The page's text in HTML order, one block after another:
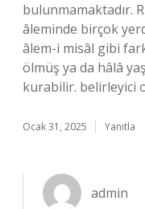
bulunmamaktadır.
âleminde birçok
âlem-i misâl gibi
ölmüş ya da hâlâ
kurabilir. belirleyici
Ocak 31, 2025 Yanıtla
admin